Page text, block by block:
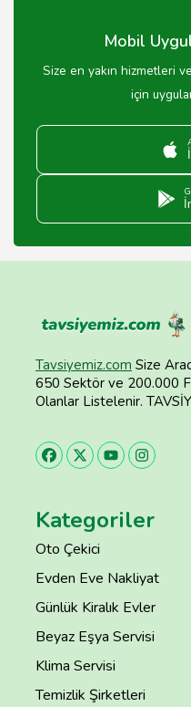
Mobil
Size en yakın hizmetleri
için
Tavsiyemiz.com Size
650 Sektör ve 200.000
Olanlar Listelenir.
Kategoriler
Oto Çekici
Evden Eve Nakliyat
Günlük Kiralık Evler
Beyaz Eşya Servisi
Klima Servisi
Temizlik Şirketleri